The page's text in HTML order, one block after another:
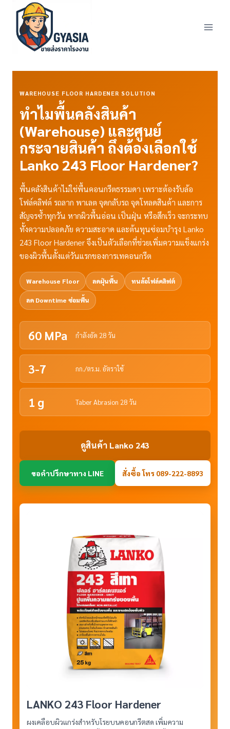
content
WAREHOUSE FLOOR HARDENER SOLUTION
ทำไมพื้นคลังสินค้า
(Warehouse) และศูนย์
กระจายสินค้า ถึงต้องเลือกใช้
Lanko 243 Floor Hardener?
พื้นคลังสินค้าไม่ใช่พื้นคอนกรีตธรรมดา เพราะต้องรับล้อ
โฟล์คลิฟต์ รถลาก พาเลต จุดกลับรถ จุดโหลดสินค้า และการ
สัญจรซ้ำทุกวัน หากผิวพื้นอ่อน เป็นฝุ่น หรือสึกเร็ว จะกระทบ
ทั้งความปลอดภัย ความสะอาด และต้นทุนซ่อมบำรุง Lanko
243 Floor Hardener จึงเป็นตัวเลือกที่ช่วยเพิ่มความแข็งแกร่ง
ของผิวพื้นตั้งแต่วันแรกของการเทคอนกรีต
Warehouse Floor ลดฝุ่นพื้น ทนล้อโฟล์คลิฟต์
ลด Downtime ซ่อมพื้น
60 MPa กำลังอัด 28 วัน
3-7 กก./ตร.ม. อัตราใช้
1 g Taber Abrasion 28 วัน
ดูสินค้า Lanko 243
ขอคำปรึกษาทาง LINE สั่งซื้อ โทร 089-222-8893
LANKO 243 Floor Hardener
ผงเคลือบผิวแกร่งสำหรับโรยบนคอนกรีตสด เพิ่มความ